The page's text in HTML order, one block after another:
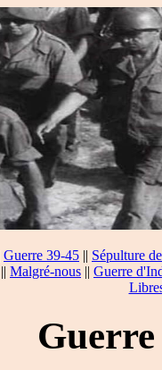
Guerre 39-45 || Sépulture
|| Malgré-nous || Guerre